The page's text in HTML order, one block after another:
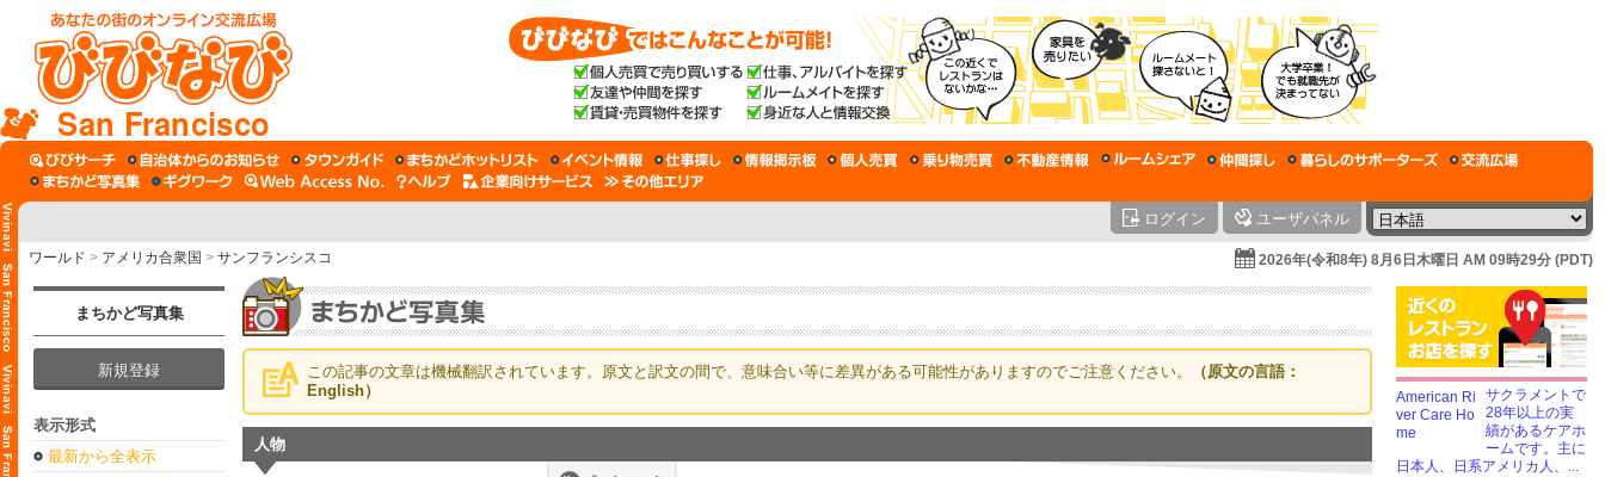
San Francisco
ログイン ユーザパネル
ワールド > アメリカ合衆国 > サンフランシスコ 2026年(令和8年) 8月6日木曜日 AM 09時29分 (PDT)
まちかど写真集
新規登録
表示形式
最新から全表示
この記事の文章は機械翻訳されています。原文と訳文の間で、意味合い等に差異がある可能性がありますのでご注意ください。
（原文の言語：
English）
人物
サクラメントで
28年以上の実
績があるケアホ
ームです。主に
日本人、日系アメリカ人、...